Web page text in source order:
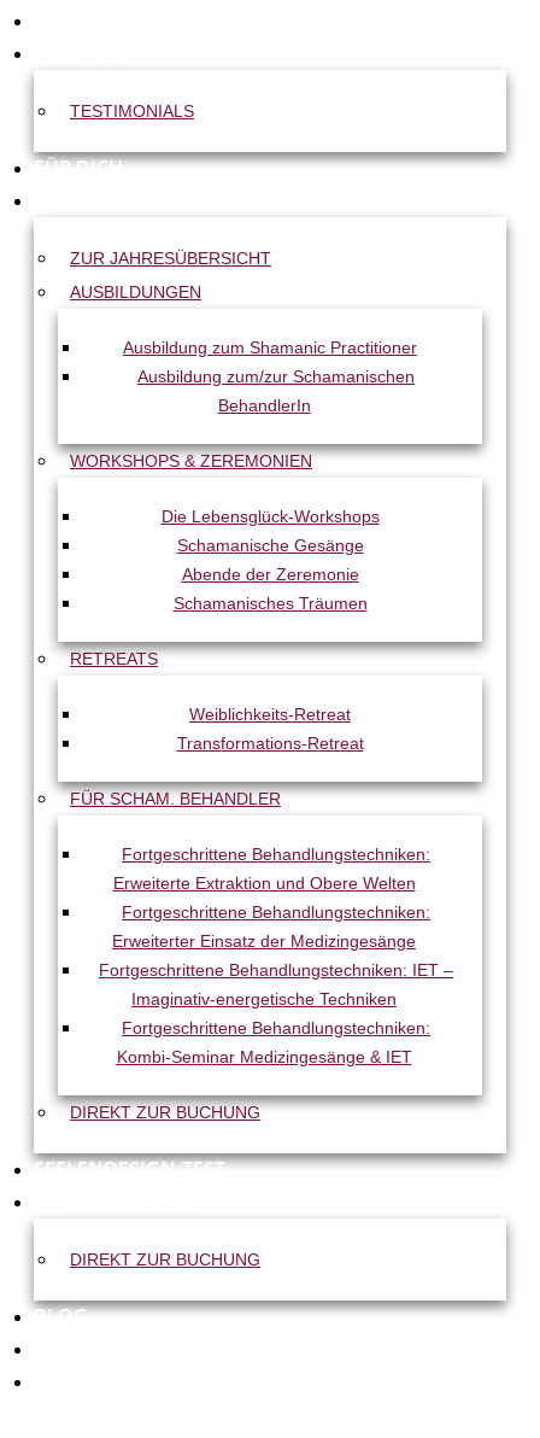
TESTIMONIALS
FÜR DICH
ZUR JAHRESÜBERSICHT
AUSBILDUNGEN
Ausbildung zum Shamanic Practitioner
Ausbildung zum/zur Schamanischen
BehandlerIn
WORKSHOPS & ZEREMONIEN
Die Lebensglück-Workshops
Schamanische Gesänge
Abende der Zeremonie
Schamanisches Träumen
RETREATS
Weiblichkeits-Retreat
Transformations-Retreat
FÜR SCHAM. BEHANDLER
Fortgeschrittene Behandlungstechniken:
Erweiterte Extraktion und Obere Welten
Fortgeschrittene Behandlungstechniken:
Erweiterter Einsatz der Medizingesänge
Fortgeschrittene Behandlungstechniken: IET –
Imaginativ-energetische Techniken
Fortgeschrittene Behandlungstechniken:
Kombi-Seminar Medizingesänge & IET
DIREKT ZUR BUCHUNG
SEELENDESIGN-TEST
DIREKT ZUR BUCHUNG
BLOG